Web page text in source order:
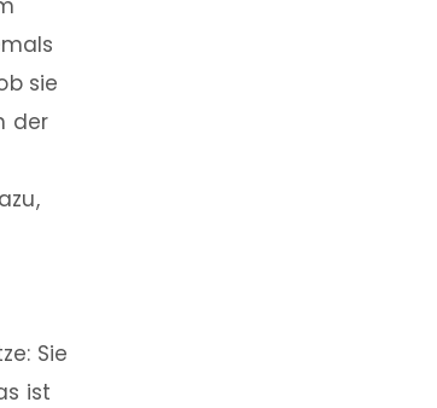
sie
der
Sie
ist